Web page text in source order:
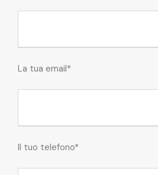
La tua email*
Il tuo telefono*